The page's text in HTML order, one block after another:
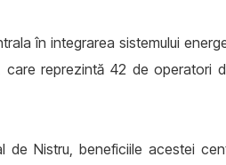
în integrarea sistemului
care reprezintă 42 de
Nistru, beneficiile acestei